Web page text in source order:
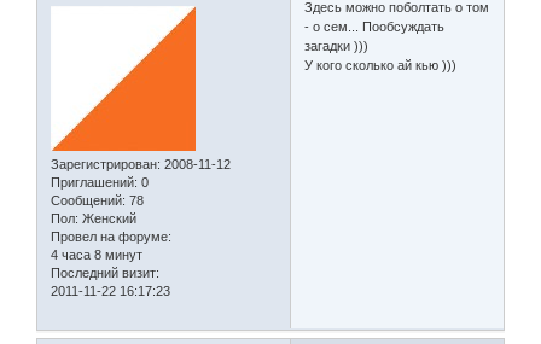
Зарегистрирован: 2008-11-12
Приглашений: 0
Сообщений: 78
Пол: Женский
Провел на форуме:
4 часа 8 минут
Последний визит:
2011-11-22 16:17:23
Здесь можно поболтать о том
- о сем... Пообсуждать
загадки )))
У кого сколько ай кью )))